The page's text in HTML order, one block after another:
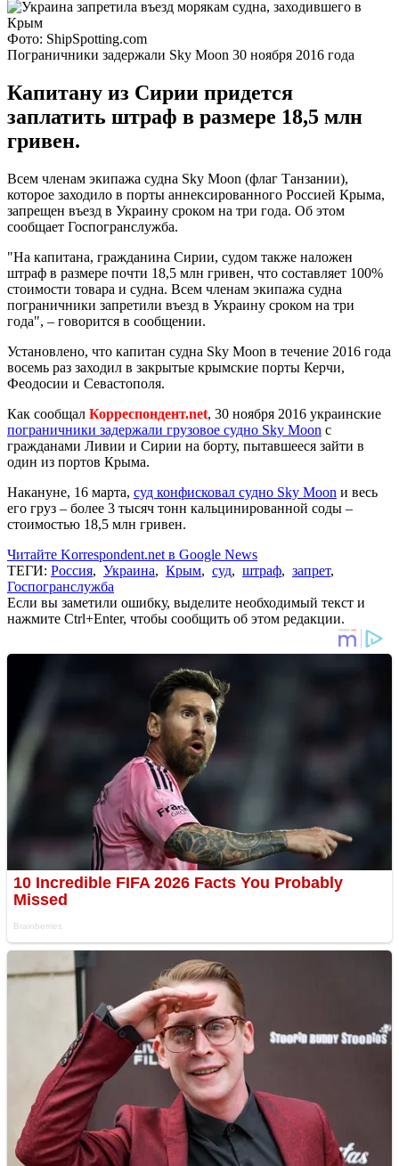
Фото: ShipSpotting.com
Пограничники задержали Sky Moon 30 ноября 2016 года
Капитану из Сирии придется
заплатить штраф в размере 18,5 млн
гривен.
Всем членам экипажа судна Sky Moon (флаг Танзании),
которое заходило в порты аннексированного Россией Крыма,
запрещен въезд в Украину сроком на три года. Об этом
сообщает Госпогранслужба.
"На капитана, гражданина Сирии, судом также наложен
штраф в размере почти 18,5 млн гривен, что составляет 100%
стоимости товара и судна. Всем членам экипажа судна
пограничники запретили въезд в Украину сроком на три
года", – говорится в сообщении.
Установлено, что капитан судна Sky Moon в течение 2016 года
восемь раз заходил в закрытые крымские порты Керчи,
Феодосии и Севастополя.
Как сообщал Корреспондент.net, 30 ноября 2016 украинские
пограничники задержали грузовое судно Sky Moon с
гражданами Ливии и Сирии на борту, пытавшееся зайти в
один из портов Крыма.
Накануне, 16 марта, суд конфисковал судно Sky Moon и весь
его груз – более 3 тысяч тонн кальцинированной соды –
стоимостью 18,5 млн гривен.
Читайте Korrespondent.net в Google News
ТЕГИ: Россия, Украина, Крым, суд, штраф, запрет,
Госпогранслужба
Если вы заметили ошибку, выделите необходимый текст и
нажмите Ctrl+Enter, чтобы сообщить об этом редакции.